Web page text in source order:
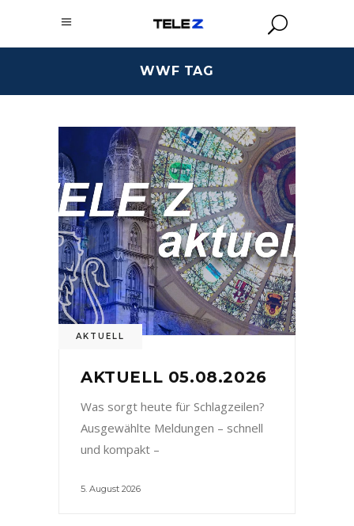
WWF TAG
AKTUELL
AKTUELL 05.08.2026
Was sorgt heute für Schlagzeilen?
Ausgewählte Meldungen – schnell
und kompakt –
5. August 2026